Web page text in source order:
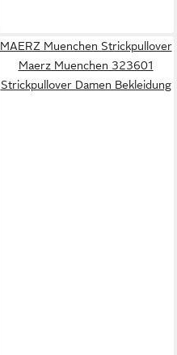
MAERZ Muenchen Strickpullover
Maerz Muenchen 323601
Strickpullover Damen Bekleidung